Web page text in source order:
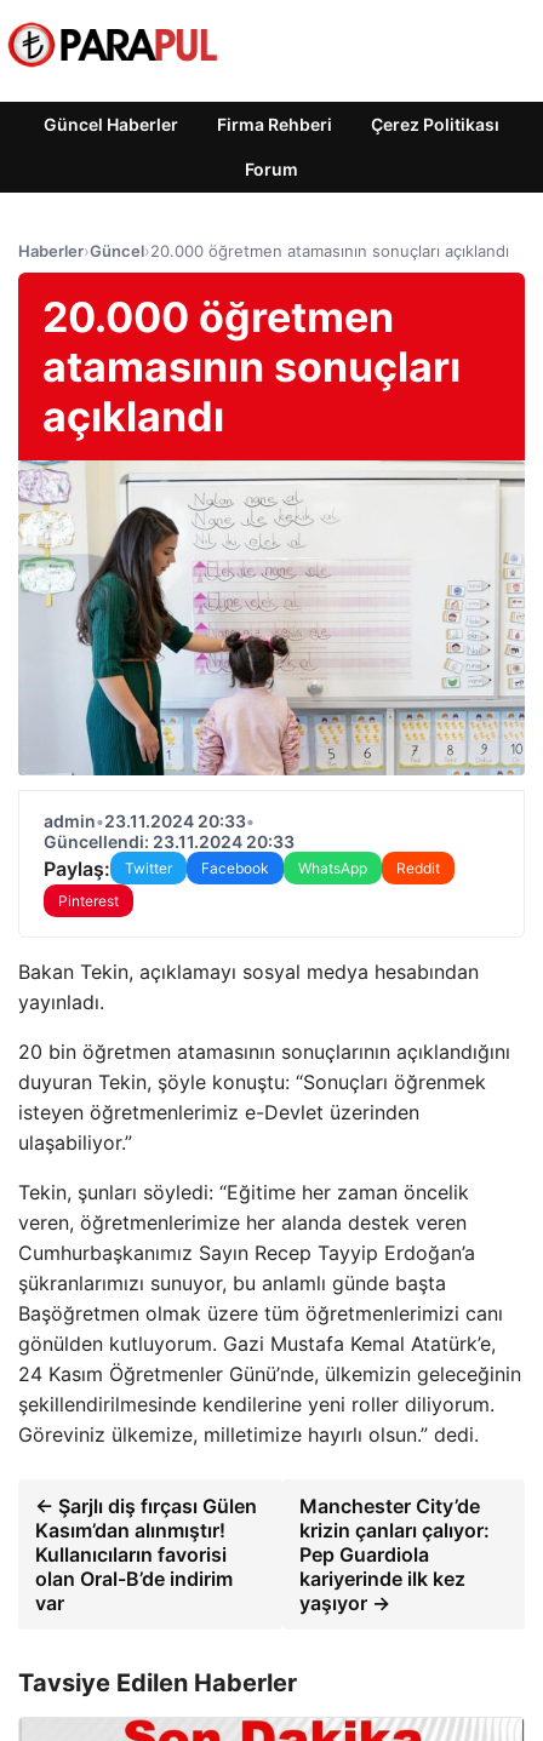
Güncel Haberler Firma Rehberi Çerez Politikası
Forum
Haberler›Güncel›20.000 öğretmen atamasının sonuçları açıklandı
20.000 öğretmen
atamasının sonuçları
açıklandı
admin•23.11.2024 20:33•
Güncellendi: 23.11.2024 20:33
Paylaş: Twitter Facebook WhatsApp
Reddit
Pinterest
Bakan Tekin, açıklamayı sosyal medya hesabından
yayınladı.
20 bin öğretmen atamasının sonuçlarının açıklandığını
duyuran Tekin, şöyle konuştu: “Sonuçları öğrenmek
isteyen öğretmenlerimiz e-Devlet üzerinden
ulaşabiliyor.”
Tekin, şunları söyledi: “Eğitime her zaman öncelik
veren, öğretmenlerimize her alanda destek veren
Cumhurbaşkanımız Sayın Recep Tayyip Erdoğan’a
şükranlarımızı sunuyor, bu anlamlı günde başta
Başöğretmen olmak üzere tüm öğretmenlerimizi canı
gönülden kutluyorum. Gazi Mustafa Kemal Atatürk’e,
24 Kasım Öğretmenler Günü’nde, ülkemizin geleceğinin
şekillendirilmesinde kendilerine yeni roller diliyorum.
Göreviniz ülkemize, milletimize hayırlı olsun.” dedi.
← Şarjlı diş fırçası Gülen
Kasım’dan alınmıştır!
Kullanıcıların favorisi
olan Oral-B’de indirim
var
Manchester City’de
krizin çanları çalıyor:
Pep Guardiola
kariyerinde ilk kez
yaşıyor →
Tavsiye Edilen Haberler